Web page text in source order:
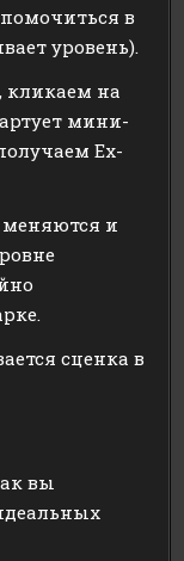
в
уровень).
кликаем на
мини-
Ex-
и
сценка в
вы